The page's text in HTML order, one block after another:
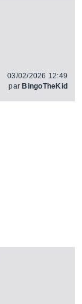
03/02/2026 12:49
par BingoTheKid